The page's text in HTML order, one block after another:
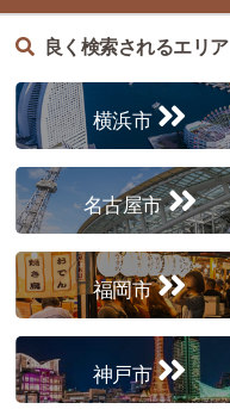
良く検索されるエリア
横浜市
名古屋市
福岡市
神戸市